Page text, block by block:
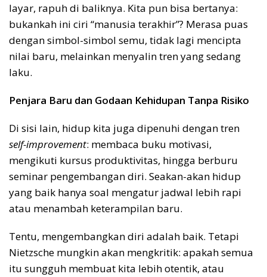
layar, rapuh di baliknya. Kita pun bisa bertanya:
bukankah ini ciri “manusia terakhir”? Merasa puas
dengan simbol-simbol semu, tidak lagi mencipta
nilai baru, melainkan menyalin tren yang sedang
laku.
Penjara Baru dan Godaan Kehidupan Tanpa Risiko
Di sisi lain, hidup kita juga dipenuhi dengan tren
self-improvement: membaca buku motivasi,
mengikuti kursus produktivitas, hingga berburu
seminar pengembangan diri. Seakan-akan hidup
yang baik hanya soal mengatur jadwal lebih rapi
atau menambah keterampilan baru.
Tentu, mengembangkan diri adalah baik. Tetapi
Nietzsche mungkin akan mengkritik: apakah semua
itu sungguh membuat kita lebih otentik, atau